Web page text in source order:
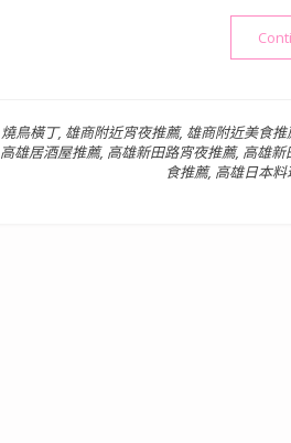
燒鳥橫丁, 雄商附近宵夜推薦, 雄商附近美食推
高雄居酒屋推薦, 高雄新田路宵夜推薦, 高雄新
食推薦, 高雄日本料